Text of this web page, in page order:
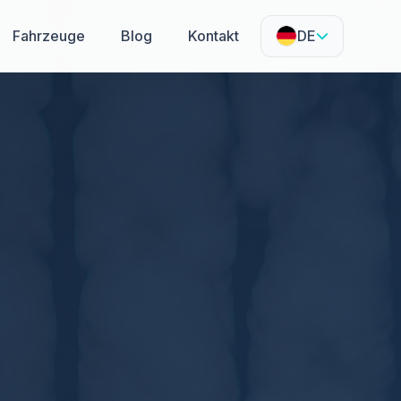
Fahrzeuge Blog Kontakt DE